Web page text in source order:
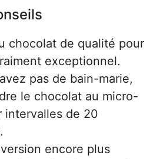
chocolat de qualité pour
exceptionnel.
pas de bain-marie,
le chocolat au micro-
intervalles de 20
encore plus